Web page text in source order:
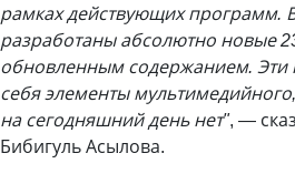
рамках действующих программ.
разработаны абсолютно новые
обновленным содержанием. Эти
себя элементы
на сегодняшний день нет", —
Бибигуль Асылова.